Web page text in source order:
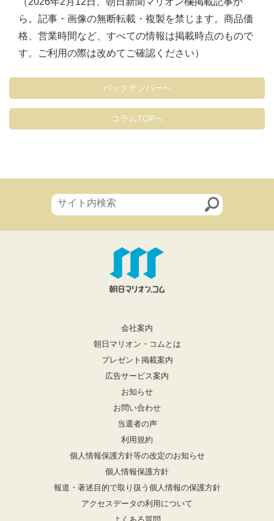
ら。記事・画像の無断転載・複製を禁じます。商品価
格、営業時間など、すべての情報は掲載時点のもので
す。ご利用の際は改めてご確認ください）
バックナンバーへ
コラムTOPへ
会社案内
朝日マリオン・コムとは
プレゼント掲載案内
広告サービス案内
お知らせ
お問い合わせ
当選者の声
利用規約
個人情報保護方針等の改定のお知らせ
個人情報保護方針
報道・著述目的で取り扱う個人情報の保護方針
アクセスデータの利用について